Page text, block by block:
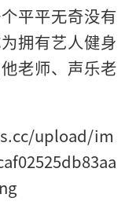
平平无奇没有
拥有艺人健身
老师、声乐老